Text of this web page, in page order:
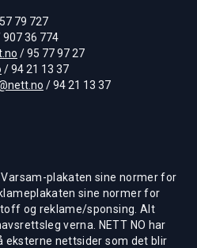
79 727
907 36 774
/ 95 77 97 27
/ 94 21 13 37
/ 94 21 13 37
Varsam-plakaten sine normer for
sine normer for
og reklame/sponsing. Alt
verna. NETT NO har
eksterne nettsider som det blir